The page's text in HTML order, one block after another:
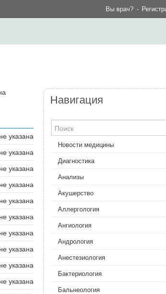
Вы врач?
указана
указана
указана
указана
указана
указана
указана
указана
указана
указана
Навигация
Новости медицины
Диагностика
Анализы
Акушерство
Аллергология
Ангиология
Андрология‎
Анестезиология
Бактериология
Бальнеология